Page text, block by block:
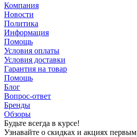
Компания
Новости
Политика
Информация
Помощь
Условия оплаты
Условия доставки
Гарантия на товар
Помощь
Блог
Вопрос-ответ
Бренды
Обзоры
Будьте всегда в курсе!
Узнавайте о скидках и акциях первым